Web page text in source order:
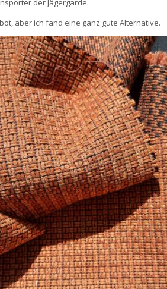
der Jägergarde.
aber ich fand eine ganz gute Alternative.